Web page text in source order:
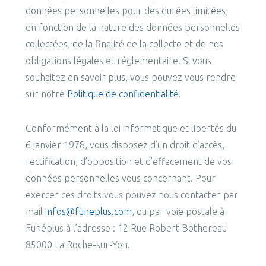
données personnelles pour des durées limitées,
en fonction de la nature des données personnelles
collectées, de la finalité de la collecte et de nos
obligations légales et réglementaire. Si vous
souhaitez en savoir plus, vous pouvez vous rendre
sur notre Politique de confidentialité.
Conformément à la loi informatique et libertés du
6 janvier 1978, vous disposez d’un droit d’accès,
rectification, d’opposition et d’effacement de vos
données personnelles vous concernant. Pour
exercer ces droits vous pouvez nous contacter par
mail infos@funeplus.com, ou par voie postale à
Funéplus à l’adresse : 12 Rue Robert Bothereau
85000 La Roche-sur-Yon.